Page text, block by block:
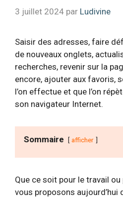
3 juillet 2024 par Ludivine
Saisir des adresses, faire
de nouveaux onglets,
recherches, revenir sur la
encore, ajouter aux favoris,
l’on effectue et que l’on
son navigateur Internet.
Sommaire afficher
Que ce soit pour le travail ou
vous proposons aujourd’hui